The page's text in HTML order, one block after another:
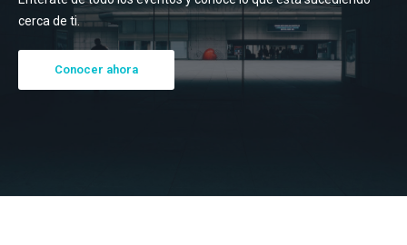
cerca de ti.
Conocer ahora